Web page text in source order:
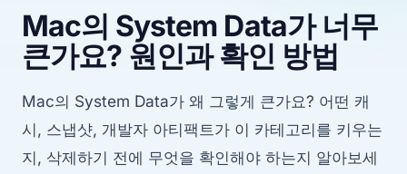
Mac의 System Data가 너무
큰가요? 원인과 확인 방법
Mac의 System Data가 왜 그렇게 큰가요? 어떤 캐
시, 스냅샷, 개발자 아티팩트가 이 카테고리를 키우는
지, 삭제하기 전에 무엇을 확인해야 하는지 알아보세